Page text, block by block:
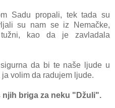
Sadu propali, tek tada su
su nam se iz Nemačke,
kao da je zavladala
da bi te naše ljude u
volim da radujem ljude.
njih briga za neku "Džuli".